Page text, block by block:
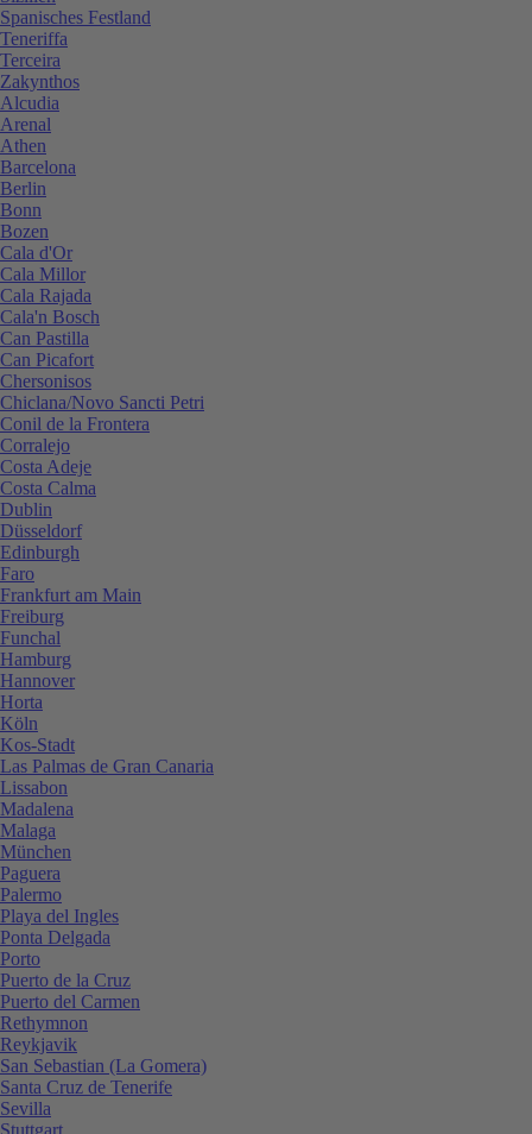
Spanisches Festland
Teneriffa
Terceira
Zakynthos
Alcudia
Arenal
Athen
Barcelona
Berlin
Bonn
Bozen
Cala d'Or
Cala Millor
Cala Rajada
Cala'n Bosch
Can Pastilla
Can Picafort
Chersonisos
Chiclana/Novo Sancti Petri
Conil de la Frontera
Corralejo
Costa Adeje
Costa Calma
Dublin
Düsseldorf
Edinburgh
Faro
Frankfurt am Main
Freiburg
Funchal
Hamburg
Hannover
Horta
Köln
Kos-Stadt
Las Palmas de Gran Canaria
Lissabon
Madalena
Malaga
München
Paguera
Palermo
Playa del Ingles
Ponta Delgada
Porto
Puerto de la Cruz
Puerto del Carmen
Rethymnon
Reykjavik
San Sebastian (La Gomera)
Santa Cruz de Tenerife
Sevilla
Stuttgart